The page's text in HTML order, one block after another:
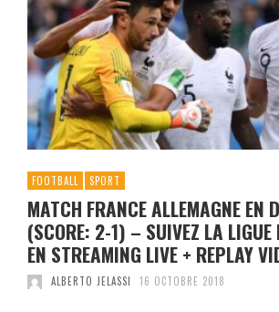
FOOTBALL SPORT
MATCH FRANCE ALLEMAGNE EN
(SCORE: 2-1) – SUIVEZ LA LIGUE
EN STREAMING LIVE + REPLAY
ALBERTO JELASSI 16 OCTOBRE 2018